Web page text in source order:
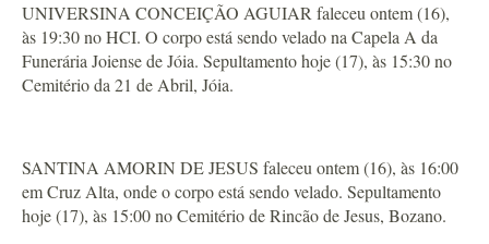
UNIVERSINA CONCEIÇÃO AGUIAR faleceu ontem (16),
às 19:30 no HCI. O corpo está sendo velado na Capela A da
Funerária Joiense de Jóia. Sepultamento hoje (17), às 15:30 no
Cemitério da 21 de Abril, Jóia.
SANTINA AMORIN DE JESUS faleceu ontem (16), às 16:00
em Cruz Alta, onde o corpo está sendo velado. Sepultamento
hoje (17), às 15:00 no Cemitério de Rincão de Jesus, Bozano.